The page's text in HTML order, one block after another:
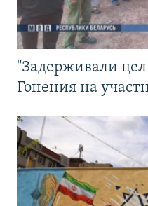
"Задерживали
Гонения на